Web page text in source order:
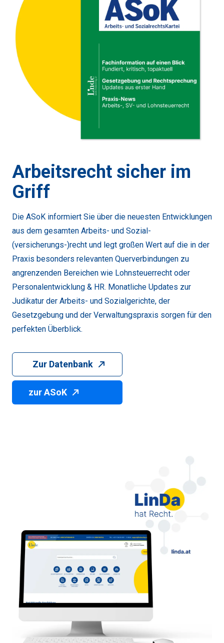
Arbeitsrecht sicher im
Griff
Die ASoK informiert Sie über die neuesten Entwicklungen
aus dem gesamten Arbeits- und Sozial-
(versicherungs-)recht und legt großen Wert auf die in der
Praxis besonders relevanten Querverbindungen zu
angrenzenden Bereichen wie Lohnsteuerrecht oder
Personalentwicklung & HR. Monatliche Updates zur
Judikatur der Arbeits- und Sozialgerichte, der
Gesetzgebung und der Verwaltungspraxis sorgen für den
perfekten Überblick.
Zur Datenbank
zur ASoK